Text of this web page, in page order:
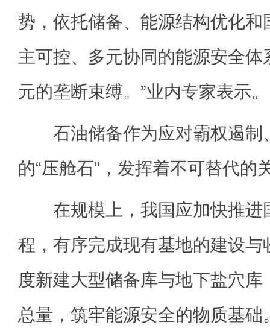
势，依托储备、能源结构优化
主可控、多元协同的能源安全
元的垄断束缚。”业内专家表示。
石油储备作为应对霸权遏制
的“压舱石”，发挥着不可替代的
在规模上，我国应加快推进
程，有序完成现有基地的建设与
度新建大型储备库与地下盐穴
总量，筑牢能源安全的物质基础